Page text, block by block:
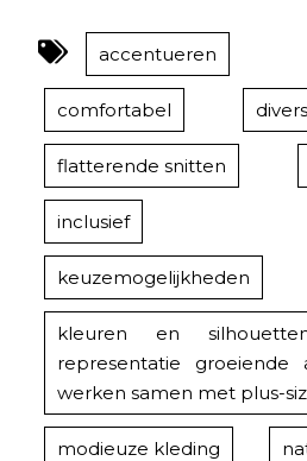
accentueren
comfortabel
flatterende snitten
inclusief
keuzemogelijkheden
kleuren en
representatie groeiende
werken samen met plus-
modieuze kleding